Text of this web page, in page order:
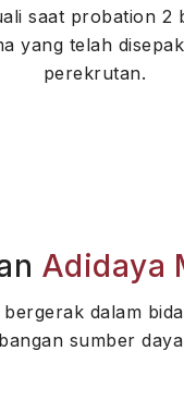
saat probation 2
yang telah
perekrutan.
Adidaya
dalam
sumber